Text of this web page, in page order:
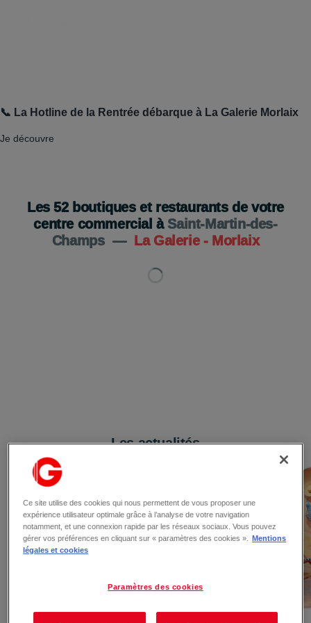
📞 La Hotline de la Rentrée débarque à La Galerie Morlaix
Je découvre
Les52boutiques et restaurants de votre
centre commercial à Saint-Martin-des-
Champs — La Galerie - Morlaix
Les actualités
Ce site utilise des cookies qui nous permettent de vous proposer une
expérience utilisateur optimale grâce à l’analyse de votre navigation
notamment, et une connexion rapide par les réseaux sociaux. Vous pouvez
gérer vos préférences en cliquant sur « paramètres des cookies ».
Mentions
légales et cookies
Paramètres des cookies